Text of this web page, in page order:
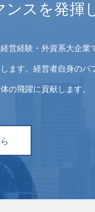
ンスを発揮
営経験・外資系大企業
ます。経営者自身のパ
の飛躍に貢献します。